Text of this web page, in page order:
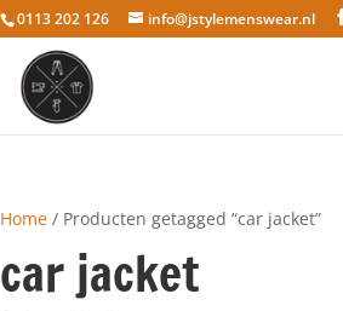
0113 202 126 info@jstylemenswear.nl
Home / Producten getagged “car jacket”
car jacket